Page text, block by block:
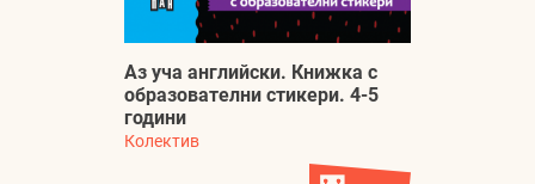
Аз уча английски. Книжка с
образователни стикери. 4-5
години
Колектив